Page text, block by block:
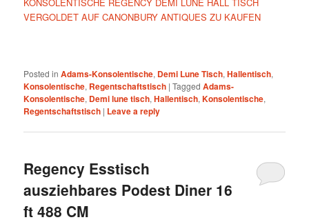
VERGOLDET AUF CANONBURY ANTIQUES ZU KAUFEN
Posted in Adams-Konsolentische, Demi Lune Tisch,Hallentisch,
Konsolentische, Regentschaftstisch |Tagged Adams-
Konsolentische, Demi lune tisch,Hallentisch,Konsolentische,
Regentschaftstisch | Leave a reply
Regency Esstisch
ausziehbares Podest Diner 16
ft 488 CM